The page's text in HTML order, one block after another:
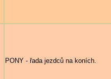
PONY - řada jezdců na koních.